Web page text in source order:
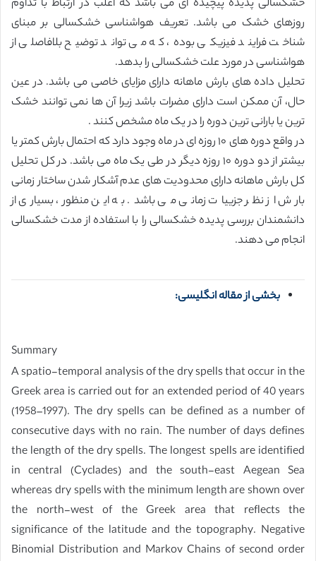
خشکسالی پدیده پیچیده ای می باشد که اغلب در ارتباط با تداوم
روزهای خشک می باشد. تعریف هواشناسی خشکسالی بر مبنای
شناخت فرایند فیزیکی بوده، که می تواند توضیح بلافاصلی از
هواشناسی در مورد علت خشکسالی را بدهد.
تحلیل داده های بارش ماهانه دارای مزایای خاصی می باشد. در عین
حال، آن ممکن است دارای مضرات باشد زیرا آن ها نمی توانند خشک
ترین یا بارانی ترین دوره را در یک ماه مشخص کنند .
در واقع دوره های ١٠ روزه ای در ماه وجود دارد که احتمال بارش کمتر یا
بیشتر از دو دوره ١٠ روزه دیگر در طی یک ماه می باشد. در کل تحلیل
کل بارش ماهانه دارای محدودیت های عدم آشکار شدن ساختار زمانی
بارش از نظر جزییات زمانی می باشد. به این منظور، بسیاری از
دانشمندان بررسی پدیده خشکسالی را با استفاده از مدت خشکسالی
انجام می دهند.
بخشی از مقاله انگلیسی:
Summary
A spatio-temporal analysis of the dry spells that occur in the
Greek area is carried out for an extended period of 40 years
(1958–1997). The dry spells can be defined as a number of
consecutive days with no rain. The number of days defines
the length of the dry spells. The longest spells are identified
in central (Cyclades) and the south-east Aegean Sea
whereas dry spells with the minimum length are shown over
the north-west of the Greek area that reflects the
significance of the latitude and the topography. Negative
Binomial Distribution and Markov Chains of second order